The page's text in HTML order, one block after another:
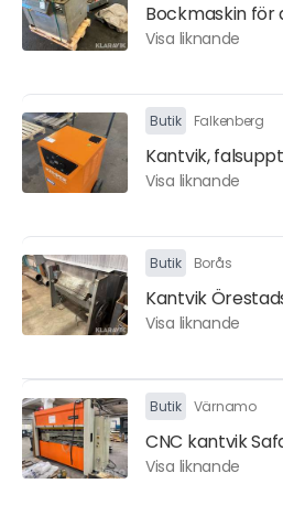
Bockmaskin för
Visa liknande
Butik Falkenberg
Kantvik,
Visa liknande
Butik Borås
Kantvik
Visa liknande
Butik Värnamo
CNC kantvik
Visa liknande